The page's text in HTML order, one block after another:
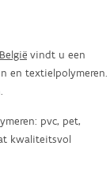
vindt u een
en textielpolymeren.
pvc, pet,
kwaliteitsvol